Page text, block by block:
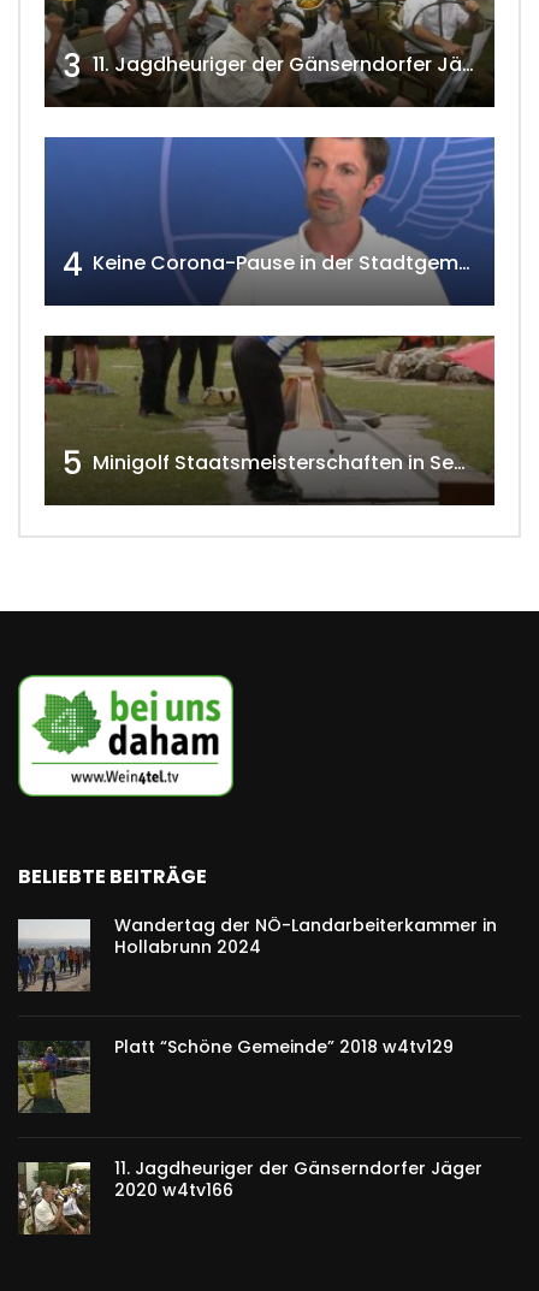
3 11. Jagdheuriger der Gänserndorfer Jäger 2020 w4tv166
4 Keine Corona-Pause in der Stadtgemeinde Gänserndorf Teil 1. w4tv173-2021
5 Minigolf Staatsmeisterschaften in Seefeld-Kadolz w4tv174
BELIEBTE BEITRÄGE
Wandertag der NÖ-Landarbeiterkammer in
Hollabrunn 2024
Platt “Schöne Gemeinde” 2018 w4tv129
11. Jagdheuriger der Gänserndorfer Jäger
2020 w4tv166